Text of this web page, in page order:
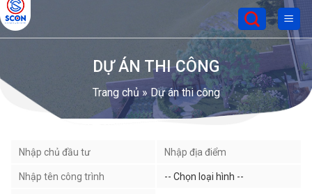
Skip
to
content
DỰ ÁN THI CÔNG
Trang chủ » Dự án thi công